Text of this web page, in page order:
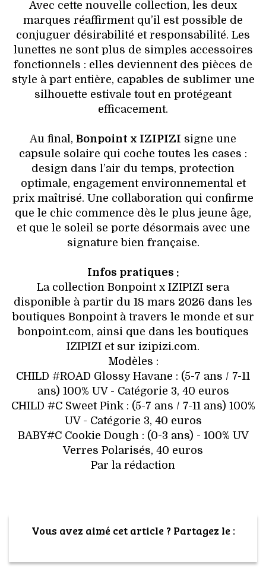
Avec cette nouvelle collection, les deux
marques réaffirment qu’il est possible de
conjuguer désirabilité et responsabilité. Les
lunettes ne sont plus de simples accessoires
fonctionnels : elles deviennent des pièces de
style à part entière, capables de sublimer une
silhouette estivale tout en protégeant
efficacement.
Au final, Bonpoint x IZIPIZI signe une
capsule solaire qui coche toutes les cases :
design dans l’air du temps, protection
optimale, engagement environnemental et
prix maîtrisé. Une collaboration qui confirme
que le chic commence dès le plus jeune âge,
et que le soleil se porte désormais avec une
signature bien française.
Infos pratiques :
La collection Bonpoint x IZIPIZI sera
disponible à partir du 18 mars 2026 dans les
boutiques Bonpoint à travers le monde et sur
bonpoint.com, ainsi que dans les boutiques
IZIPIZI et sur izipizi.com.
Modèles :
CHILD #ROAD Glossy Havane : (5-7 ans / 7-11
ans) 100% UV - Catégorie 3, 40 euros
CHILD #C Sweet Pink : (5-7 ans / 7-11 ans) 100%
UV - Catégorie 3, 40 euros
BABY#C Cookie Dough : (0-3 ans) - 100% UV
Verres Polarisés, 40 euros
Par la rédaction
Vous avez aimé cet article ? Partagez le :